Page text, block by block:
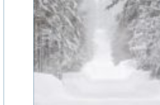
Malmö arb...